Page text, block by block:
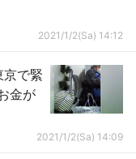
2021/1/2(Sa) 14:12
で緊
金が
2021/1/2(Sa) 14:09